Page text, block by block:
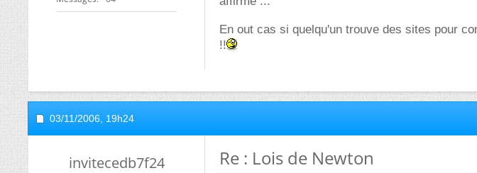
En out cas si quelqu'un trouve des sites pour
!!
03/11/2006, 19h24
invitecedb7f24 Re : Lois de Newton